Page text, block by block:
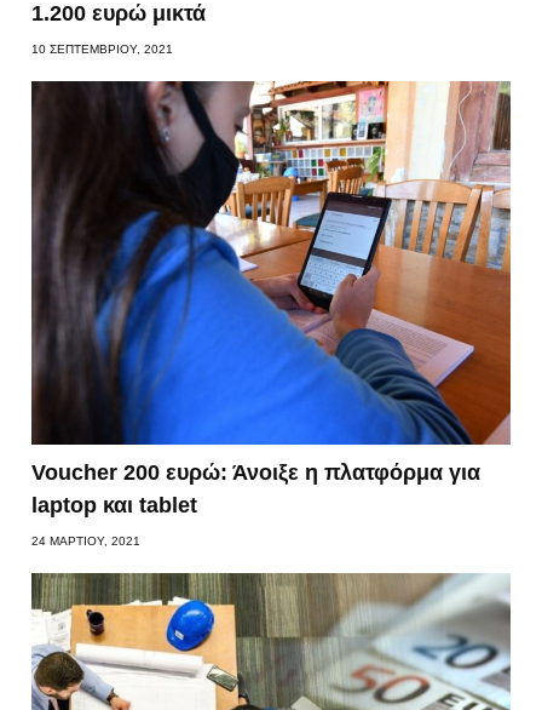
1.200 ευρώ μικτά
10 ΣΕΠΤΕΜΒΡΊΟΥ, 2021
Voucher 200 ευρώ: Άνοιξε η πλατφόρμα για
laptop και tablet
24 ΜΑΡΤΊΟΥ, 2021